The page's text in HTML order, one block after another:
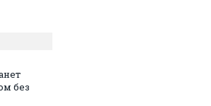
без